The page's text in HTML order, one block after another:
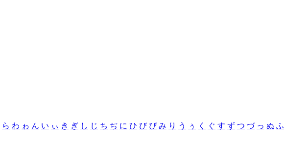
ら わ ゎ ん い ぃ き ぎ し じ ち ぢ に ひ び ぴ み り う ぅ く ぐ す ず つ づ っ ぬ ふ